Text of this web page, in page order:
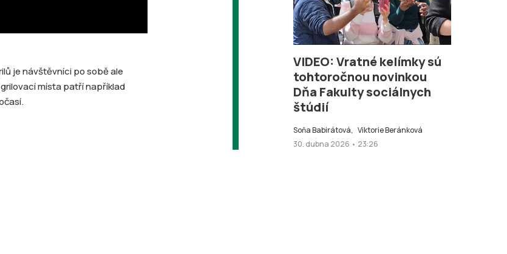
je návštěvníci po sobě ale
místa patří například
VIDEO: Vratné kelímky sú
tohtoročnou novinkou
Dňa Fakulty sociálnych
štúdií
Soňa Babirátová, Viktorie Beránková
30. dubna 2026 • 23:26